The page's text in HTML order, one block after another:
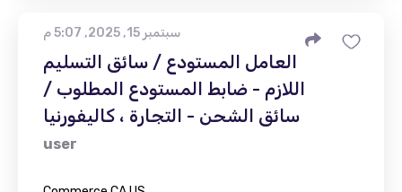
سبتمبر 15, 2025, 5:07 م
العامل المستودع / سائق التسليم
اللازم - ضابط المستودع المطلوب /
سائق الشحن - التجارة ، كاليفورنيا
user